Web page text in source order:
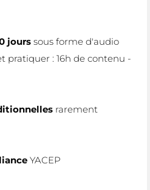
jours sous forme d'audio
pratiquer : 16h de contenu -
rarement
YACEP